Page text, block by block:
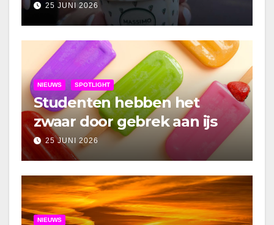
25 JUNI 2026
NIEUWS SPOTLIGHT
Studenten hebben het
zwaar door gebrek aan ijs
25 JUNI 2026
NIEUWS